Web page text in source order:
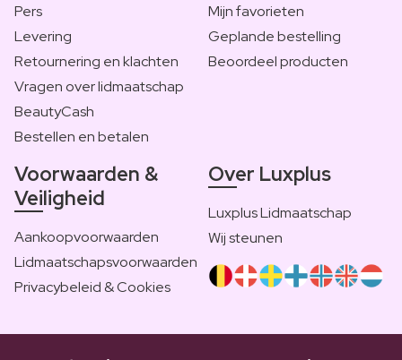
Pers
Levering
Retournering en klachten
Vragen over lidmaatschap
BeautyCash
Bestellen en betalen
Mijn favorieten
Geplande bestelling
Beoordeel producten
Voorwaarden &
Veiligheid
Aankoopvoorwaarden
Lidmaatschapsvoorwaarden
Privacybeleid & Cookies
Over Luxplus
Luxplus Lidmaatschap
Wij steunen